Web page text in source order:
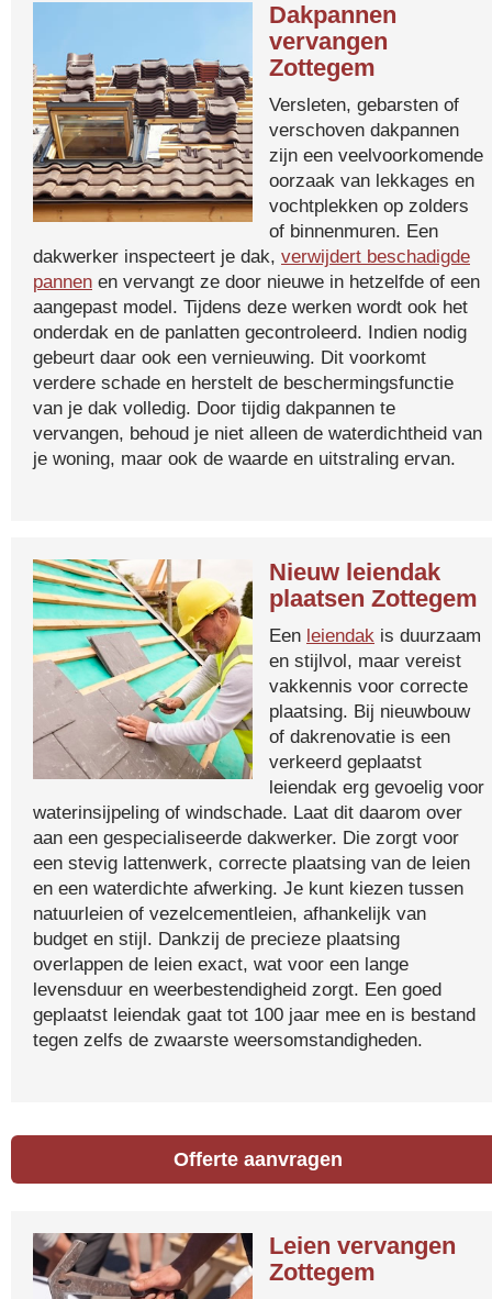
Dakpannen
vervangen
Zottegem
Versleten, gebarsten of
verschoven dakpannen
zijn een veelvoorkomende
oorzaak van lekkages en
vochtplekken op zolders
of binnenmuren. Een
dakwerker inspecteert je dak, verwijdert beschadigde
pannen en vervangt ze door nieuwe in hetzelfde of een
aangepast model. Tijdens deze werken wordt ook het
onderdak en de panlatten gecontroleerd. Indien nodig
gebeurt daar ook een vernieuwing. Dit voorkomt
verdere schade en herstelt de beschermingsfunctie
van je dak volledig. Door tijdig dakpannen te
vervangen, behoud je niet alleen de waterdichtheid van
je woning, maar ook de waarde en uitstraling ervan.
Nieuw leiendak
plaatsen Zottegem
Een leiendak is duurzaam
en stijlvol, maar vereist
vakkennis voor correcte
plaatsing. Bij nieuwbouw
of dakrenovatie is een
verkeerd geplaatst
leiendak erg gevoelig voor
waterinsijpeling of windschade. Laat dit daarom over
aan een gespecialiseerde dakwerker. Die zorgt voor
een stevig lattenwerk, correcte plaatsing van de leien
en een waterdichte afwerking. Je kunt kiezen tussen
natuurleien of vezelcementleien, afhankelijk van
budget en stijl. Dankzij de precieze plaatsing
overlappen de leien exact, wat voor een lange
levensduur en weerbestendigheid zorgt. Een goed
geplaatst leiendak gaat tot 100 jaar mee en is bestand
tegen zelfs de zwaarste weersomstandigheden.
Offerte aanvragen
Leien vervangen
Zottegem